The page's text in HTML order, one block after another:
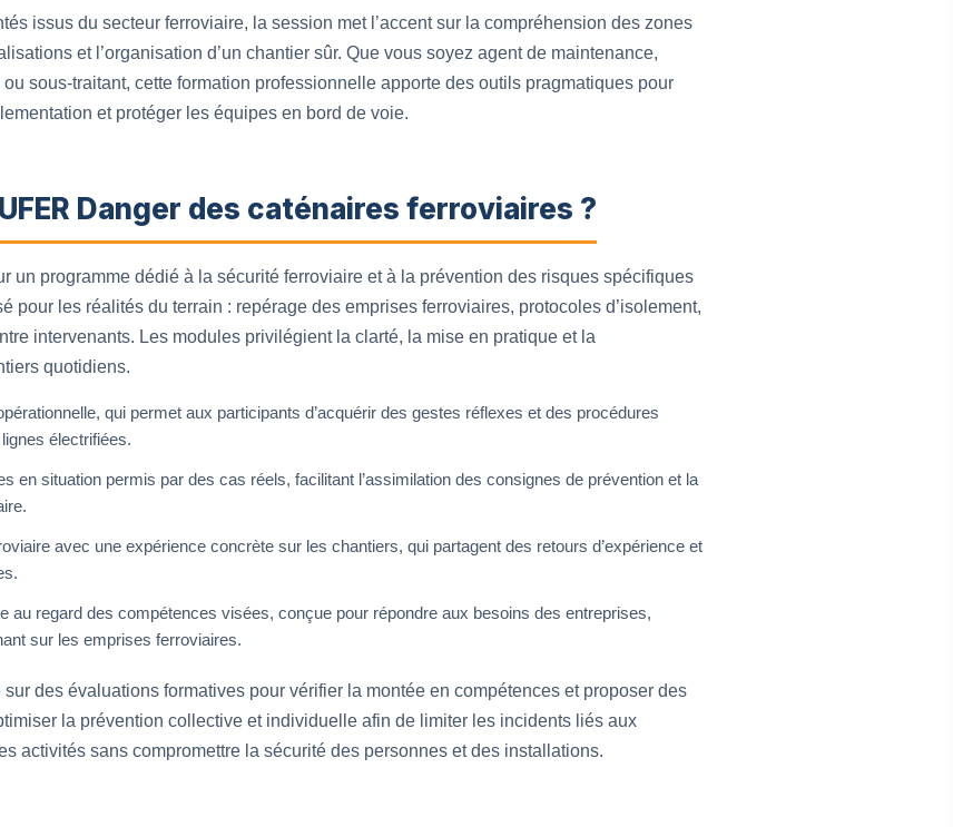
issus du secteur ferroviaire, la session met l’accent sur la compréhension des zones
et l’organisation d’un chantier sûr. Que vous soyez agent de maintenance,
ou sous-traitant, cette formation professionnelle apporte des outils pragmatiques pour
et protéger les équipes en bord de voie.
Danger des caténaires ferroviaires ?
un programme dédié à la sécurité ferroviaire et à la prévention des risques spécifiques
pour les réalités du terrain : repérage des emprises ferroviaires, protocoles d’isolement,
intervenants. Les modules privilégient la clarté, la mise en pratique et la
quotidiens.
qui permet aux participants d’acquérir des gestes réflexes et des procédures
électrifiées.
en situation permis par des cas réels, facilitant l’assimilation des consignes de prévention et la
avec une expérience concrète sur les chantiers, qui partagent des retours d’expérience et
au regard des compétences visées, conçue pour répondre aux besoins des entreprises,
sur les emprises ferroviaires.
sur des évaluations formatives pour vérifier la montée en compétences et proposer des
la prévention collective et individuelle afin de limiter les incidents liés aux
activités sans compromettre la sécurité des personnes et des installations.